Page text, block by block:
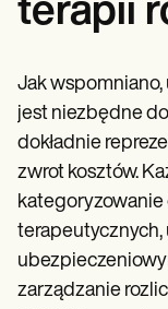
terapii
Jak wspomniano,
jest niezbędne
dokładnie
zwrot kosztów.
kategoryzowanie
terapeutycznych,
zarządzanie